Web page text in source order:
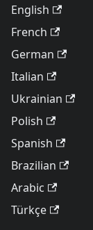
English
French
German
Italian
Ukrainian
Polish
Spanish
Brazilian
Arabic
Türkçe